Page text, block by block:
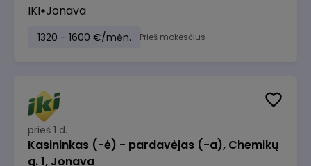
IKI Jonava
1320 - 1600 €/mėn. Prieš mokesčius
prieš 1 d.
Kasininkas (-ė) - pardavėjas (-a), Chemikų
g. 1, Jonava